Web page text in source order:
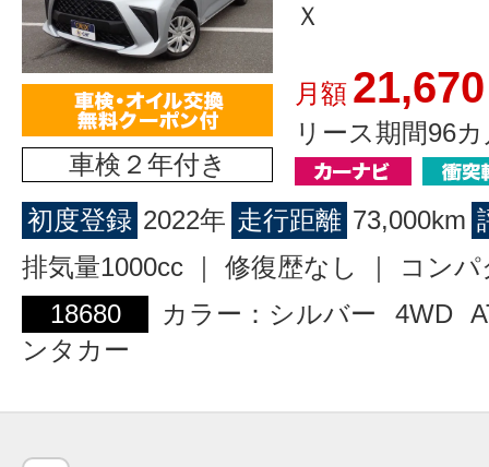
車検２年付き
Ｘ
月額 21,670
リース期間96
初度登録 2022年 走行距離 73,000km
排気量1000cc ｜ 修復歴なし ｜ コン
18680
カラー：シルバー 4WD
ンタカー